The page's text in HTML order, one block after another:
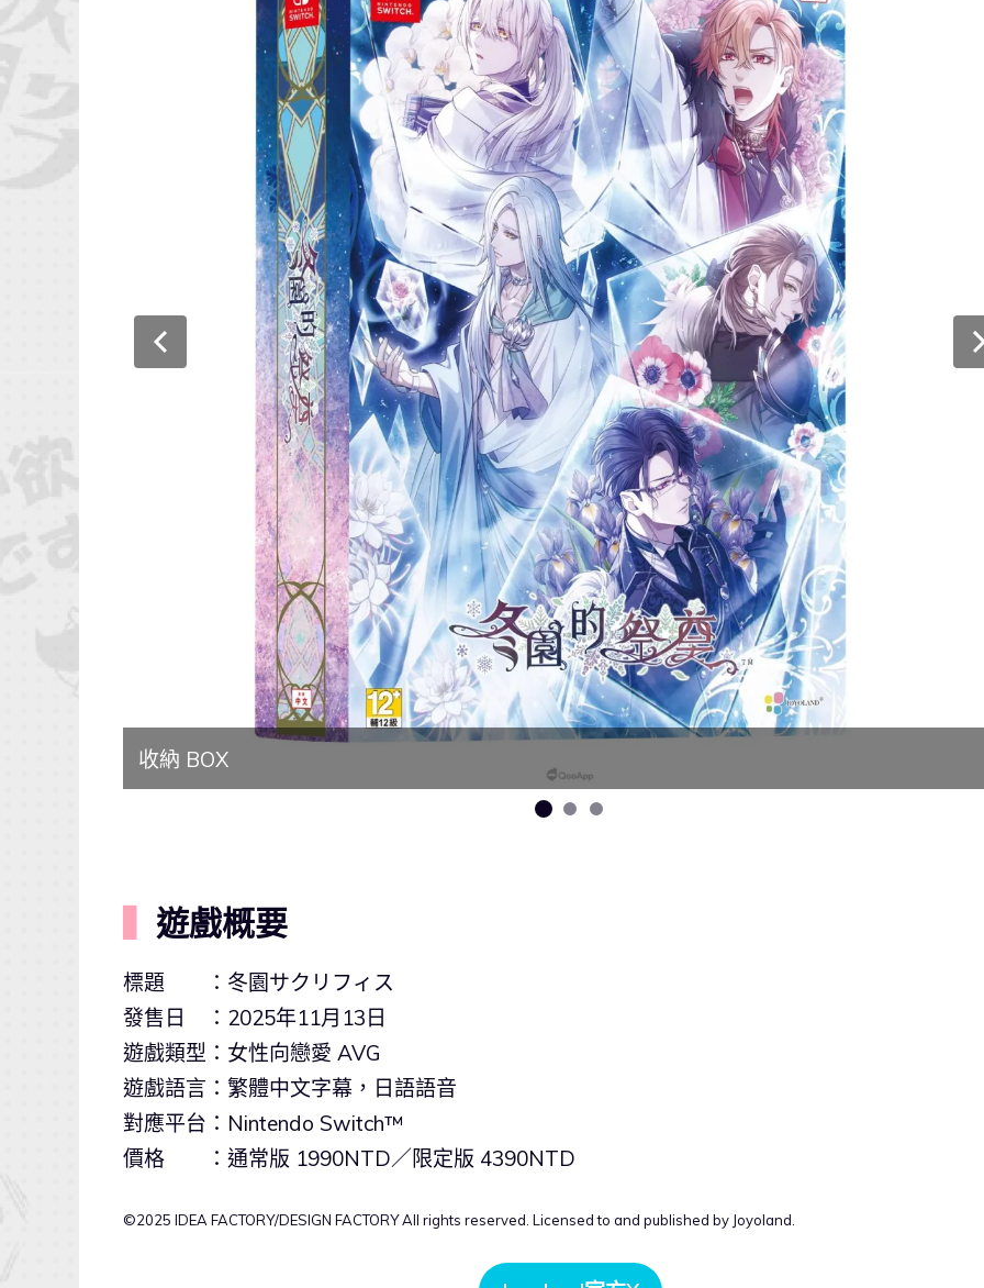
收納 BOX
遊戲概要
標題 ：冬園サクリフィス
發售日 ：2025年11月13日
遊戲類型：女性向戀愛 AVG
遊戲語言：繁體中文字幕，日語語音
對應平台：Nintendo Switch™
價格 ：通常版 1990NTD／限定版 4390NTD
©2025 IDEA FACTORY/DESIGN FACTORY All rights reserved. Licensed to and published by Joyoland.